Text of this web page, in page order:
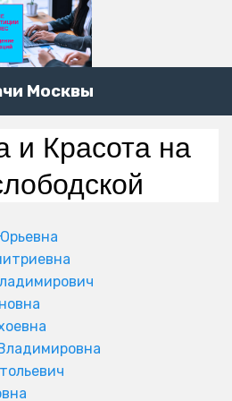
Москвы
и Красота на